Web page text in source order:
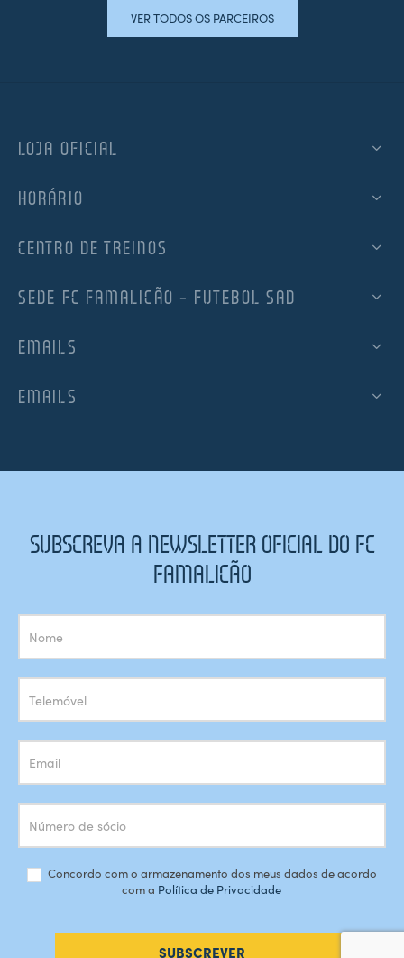
VER TODOS OS PARCEIROS
LOJA OFICIAL
HORÁRIO
CENTRO DE TREINOS
SEDE FC FAMALICÃO – FUTEBOL SAD
EMAILS
EMAILS
SUBSCREVA A NEWSLETTER OFICIAL DO FC
FAMALICÃO
Subscrição
Newsletter
Concordo com o armazenamento dos meus dados de acordo
com a Política de Privacidade
SUBSCREVER